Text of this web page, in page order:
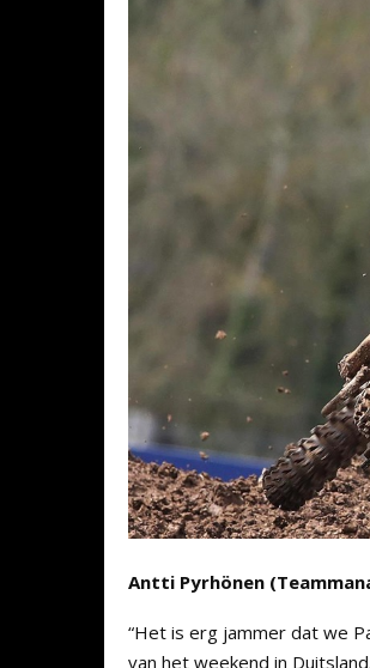
Antti Pyrhönen
“Het is erg jammer dat we
van het weekend in